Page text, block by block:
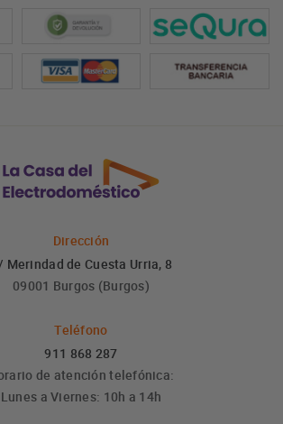
Dirección
Merindad de Cuesta Urria, 8
09001 Burgos (Burgos)
Teléfono
911 868 287
de atención telefónica:
Lunes a Viernes: 10h a 14h